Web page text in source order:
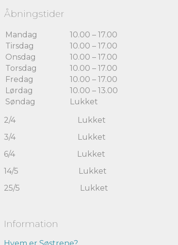
Åbningstider
Mandag
10.00 – 17.00
Tirsdag
10.00 – 17.00
Onsdag
10.00 – 17.00
Torsdag
10.00 – 17.00
Fredag
10.00 – 17.00
Lørdag
10.00 – 13.00
Søndag
Lukket
2/4 Lukket
3/4 Lukket
6/4 Lukket
14/5 Lukket
25/5 Lukket
Information